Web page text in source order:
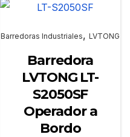
Barredoras Industriales,LVTONG
Barredora
LVTONG LT-
S2050SF
Operador a
Bordo